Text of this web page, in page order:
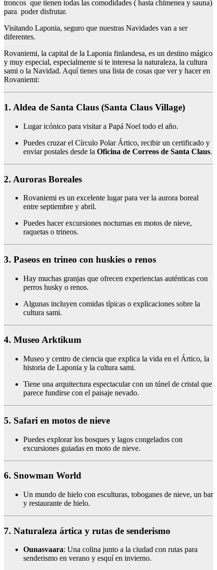
troncos que tienen todas las comodidades ( hasta chimenea y sauna)
para poder disfrutar.
Visitando Laponia, seguro que nuestras Navidades van a ser
diferentes.
Rovaniemi, la capital de la Laponia finlandesa, es un destino mágico
y muy especial, especialmente si te interesa la naturaleza, la cultura
sami o la Navidad. Aquí tienes una lista de cosas que ver y hacer en
Rovaniemi:
1. Aldea de Santa Claus (Santa Claus Village)
Lugar icónico para visitar a Papá Noel todo el año.
Puedes cruzar el Círculo Polar Ártico, recibir un certificado y
enviar postales desde la Oficina de Correos de Santa Claus.
2. Auroras Boreales
Rovaniemi es un excelente lugar para ver la aurora boreal
entre septiembre y abril.
Puedes hacer excursiones nocturnas en motos de nieve,
raquetas o trineos.
3. Paseos en trineo con huskies o renos
Hay muchas granjas que ofrecen experiencias auténticas con
perros husky o renos.
Algunas incluyen comidas típicas o explicaciones sobre la
cultura sami.
4. Museo Arktikum
Museo y centro de ciencia que explica la vida en el Ártico, la
historia de Laponia y la cultura sami.
Tiene una arquitectura espectacular con un túnel de cristal que
parece fundirse con el paisaje nevado.
5. Safari en motos de nieve
Puedes explorar los bosques y lagos congelados con
excursiones guiadas en moto de nieve.
6. Snowman World
Un mundo de hielo con esculturas, toboganes de nieve, un bar
y restaurante de hielo.
7. Naturaleza ártica y rutas de senderismo
Ounasvaara: Una colina junto a la ciudad con rutas para
senderismo en verano y esquí en invierno.